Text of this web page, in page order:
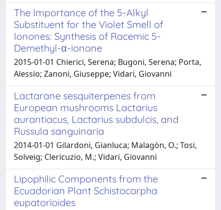
The Importance of the 5-Alkyl
Substituent for the Violet Smell of
Ionones: Synthesis of Racemic 5-
Demethyl-α-ionone
2015-01-01 Chierici, Serena; Bugoni, Serena; Porta,
Alessio; Zanoni, Giuseppe; Vidari, Giovanni
Lactarane sesquiterpenes from
European mushrooms Lactarius
aurantiacus, Lactarius subdulcis, and
Russula sanguinaria
2014-01-01 Gilardoni, Gianluca; Malagòn, O.; Tosi,
Solveig; Clericuzio, M.; Vidari, Giovanni
Lipophilic Components from the
Ecuadorian Plant Schistocarpha
eupatorioides